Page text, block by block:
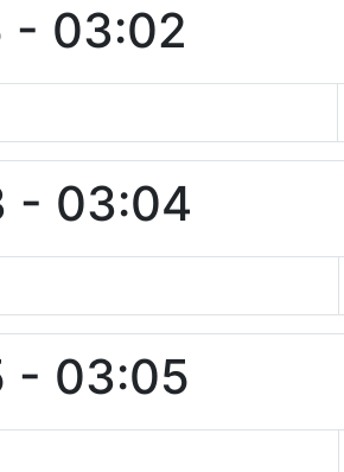
- 03:02
- 03:04
- 03:05